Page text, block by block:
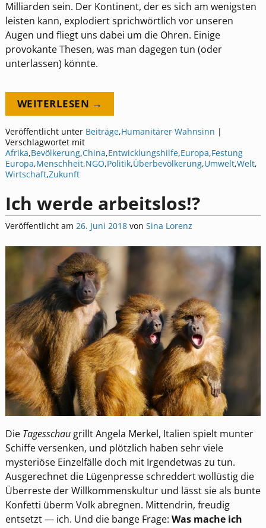
Milliarden sein. Der Kontinent, der es sich am wenigsten
leisten kann, explodiert sprichwörtlich vor unseren
Augen und fliegt uns dabei um die Ohren. Einige
provokante Thesen, was man dagegen tun (oder
unterlassen) könnte.
WEITERLESEN →
Veröffentlicht unter Beiträge,Humanitärer Wahnsinn |
Verschlagwortet mit
Afrika,Bevölkerung,China,Entwicklungshilfe,Europa,Festung
Europa,Menschheit,NGO,Politik,Überbevölkerung,Umwelt,Welt,
Wirtschaft,Zukunft
Ich werde arbeitslos!?
Veröffentlicht am 26. Juni 2018 von Sina Lorenz
Die Tagesschaugrillt Angela Merkel, Italien spielt munter
Schiffe versenken, und plötzlich haben sehr viele
mysteriöse Einzelfälle doch mit Irgendetwas zu tun.
Ausgerechnet die Lügenpresse schreddert wollüstig die
Überreste der Willkommenskultur und lässt sie als bunte
Konfetti überm Volk abregnen. Mittendrin, freudig
entsetzt — ich. Und die bange Frage: Was mache ich